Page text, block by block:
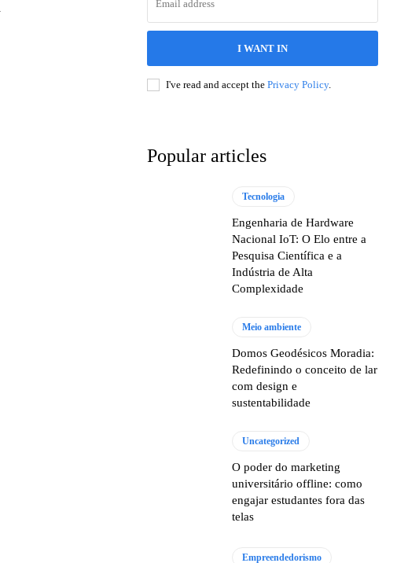
I WANT IN
I've read and accept the Privacy Policy.
Popular articles
Tecnologia
Engenharia de Hardware
Nacional IoT: O Elo entre a
Pesquisa Científica e a
Indústria de Alta
Complexidade
Meio ambiente
Domos Geodésicos Moradia:
Redefinindo o conceito de lar
com design e
sustentabilidade
Uncategorized
O poder do marketing
universitário offline: como
engajar estudantes fora das
telas
Empreendedorismo